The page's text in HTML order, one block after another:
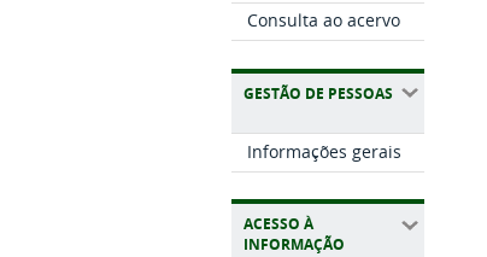
Consulta ao acervo
GESTÃO DE PESSOAS
Informações gerais
ACESSO À
INFORMAÇÃO